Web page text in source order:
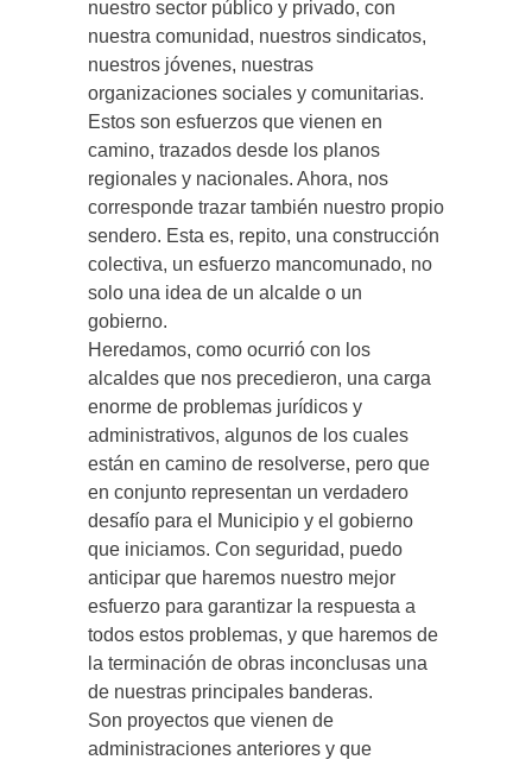
nuestro sector público y privado, con
nuestra comunidad, nuestros sindicatos,
nuestros jóvenes, nuestras
organizaciones sociales y comunitarias.
Estos son esfuerzos que vienen en
camino, trazados desde los planos
regionales y nacionales. Ahora, nos
corresponde trazar también nuestro propio
sendero. Esta es, repito, una construcción
colectiva, un esfuerzo mancomunado, no
solo una idea de un alcalde o un
gobierno.
Heredamos, como ocurrió con los
alcaldes que nos precedieron, una carga
enorme de problemas jurídicos y
administrativos, algunos de los cuales
están en camino de resolverse, pero que
en conjunto representan un verdadero
desafío para el Municipio y el gobierno
que iniciamos. Con seguridad, puedo
anticipar que haremos nuestro mejor
esfuerzo para garantizar la respuesta a
todos estos problemas, y que haremos de
la terminación de obras inconclusas una
de nuestras principales banderas.
Son proyectos que vienen de
administraciones anteriores y que